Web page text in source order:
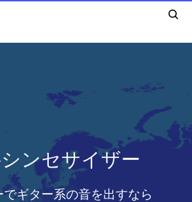
ンセサイザー
ギター系の音を出すなら